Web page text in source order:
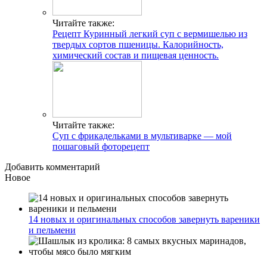
Читайте также:
Рецепт Куринный легкий суп с вермишелью из
твердых сортов пшеницы. Калорийность,
химический состав и пищевая ценность.
Читайте также:
Суп с фрикадельками в мультиварке — мой
пошаговый фоторецепт
Добавить комментарий
Новое
14 новых и оригинальных способов завернуть вареники
и пельмени